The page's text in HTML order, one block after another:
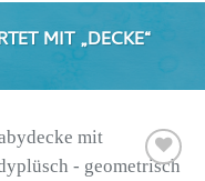
MIT „DECKE“